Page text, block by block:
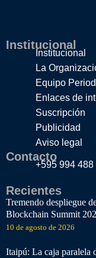
Institucional
Institucional
La
Equipo
Enlaces de
Suscripción
Publicidad
Aviso legal
Contacto
+595 994 488
Recientes
Tremendo despliegue
Blockchain Summit
10 de agosto de 2026
Itaipú: La caja paralela